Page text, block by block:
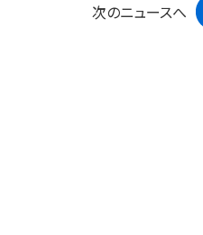
次のニュースへ